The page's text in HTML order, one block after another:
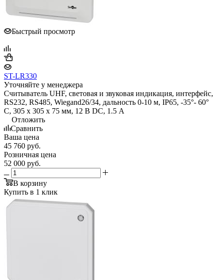
Быстрый просмотр
ST-LR330
Уточняйте у менеджера
Считыватель UHF, световая и звуковая индикация, интерфейс,
RS232, RS485, Wiegand26/34, дальность 0-10 м, IP65, -35°- 60°
С, 305 х 305 х 75 мм, 12 В DC, 1.5 А
Отложить
Сравнить
Ваша цена
45 760 руб.
Розничная цена
52 000 руб.
В корзину
Купить в 1 клик